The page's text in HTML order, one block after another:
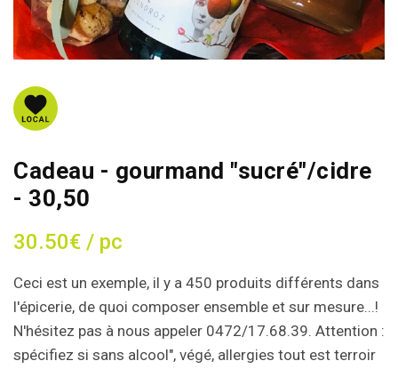
Cadeau - gourmand "sucré"/cidre
- 30,50
30.50€ / pc
Ceci est un exemple, il y a 450 produits différents dans
l'épicerie, de quoi composer ensemble et sur mesure...!
N'hésitez pas à nous appeler 0472/17.68.39. Attention :
spécifiez si sans alcool", végé, allergies tout est terroir